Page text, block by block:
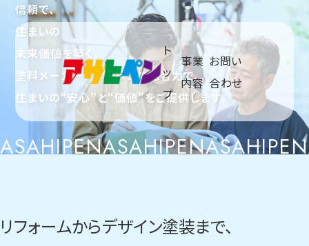
ト
ッ
プ
事業
内容
お問い
合わせ
メニュ
信頼で、
住まいの
未来価値を築く。
塗料メーカーアサヒペンの総合力で、
住まいの“安心”と“価値”をご提供します。
ASAHIPENASAHIPENASAHIPEN
リフォームからデザイン塗装まで、